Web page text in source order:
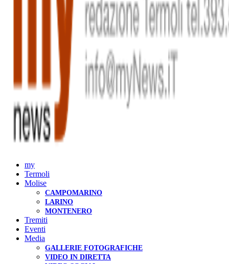
my
Termoli
Molise
CAMPOMARINO
LARINO
MONTENERO
Tremiti
Eventi
Media
GALLERIE FOTOGRAFICHE
VIDEO IN DIRETTA